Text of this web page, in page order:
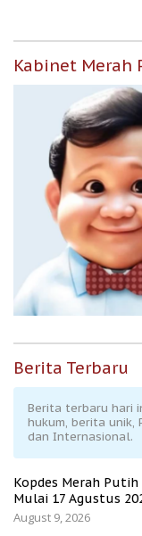
Kabinet Merah
Berita Terbaru
Berita terbaru hari
hukum, berita unik,
dan Internasional.
Kopdes Merah
Mulai 17 Agustus
August 9, 2026